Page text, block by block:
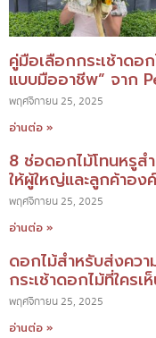
คู่มือเลือกกระเช้าด
แบบมืออาชีพ” จาก
พฤศจิกายน 25, 2025
อ่านต่อ »
8 ช่อดอกไม้โทนหรู
ให้ผู้ใหญ่และลูกค้าอง
พฤศจิกายน 25, 2025
อ่านต่อ »
ดอกไม้สำหรับส่งควา
กระเช้าดอกไม้ที่ใครเ
พฤศจิกายน 25, 2025
อ่านต่อ »